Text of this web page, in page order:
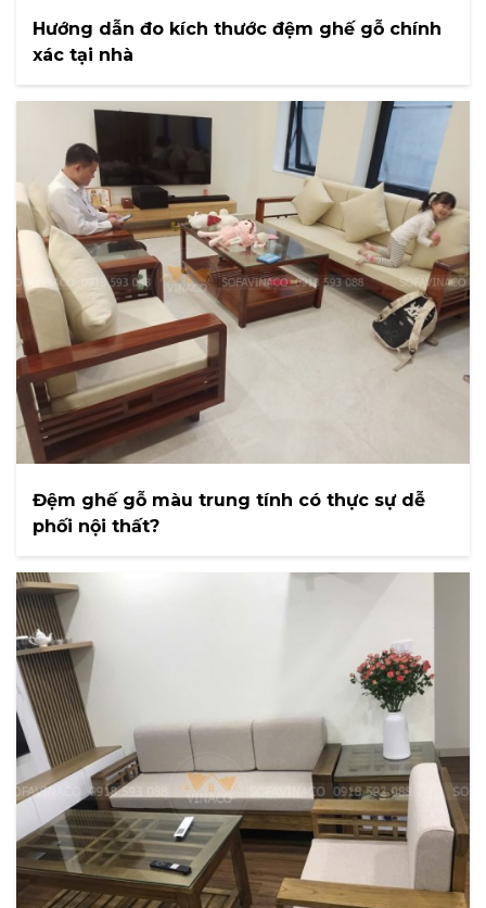
Hướng dẫn đo kích thước đệm ghế gỗ chính
xác tại nhà
Đệm ghế gỗ màu trung tính có thực sự dễ
phối nội thất?